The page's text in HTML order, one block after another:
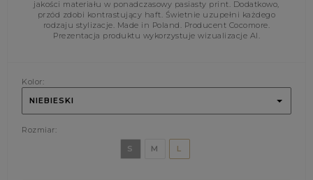
jakości materiału w ponadczasowy pasiasty print. Dodatkowo,
przód zdobi kontrastujący haft. Świetnie uzupełni każdego
rodzaju stylizacje. Made in Poland. Producent Cocomore.
Prezentacja produktu wykorzystuje wizualizacje AI.
Kolor:
NIEBIESKI
Rozmiar:
S
M L